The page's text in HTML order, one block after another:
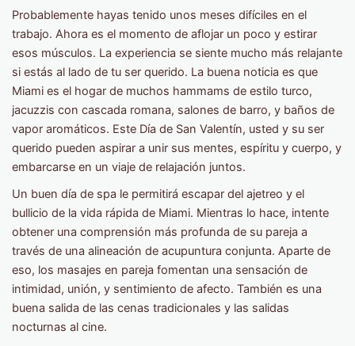
Probablemente hayas tenido unos meses difíciles en el
trabajo. Ahora es el momento de aflojar un poco y estirar
esos músculos. La experiencia se siente mucho más relajante
si estás al lado de tu ser querido. La buena noticia es que
Miami es el hogar de muchos hammams de estilo turco,
jacuzzis con cascada romana, salones de barro, y baños de
vapor aromáticos. Este Día de San Valentín, usted y su ser
querido pueden aspirar a unir sus mentes, espíritu y cuerpo, y
embarcarse en un viaje de relajación juntos.
Un buen día de spa le permitirá escapar del ajetreo y el
bullicio de la vida rápida de Miami. Mientras lo hace, intente
obtener una comprensión más profunda de su pareja a
través de una alineación de acupuntura conjunta. Aparte de
eso, los masajes en pareja fomentan una sensación de
intimidad, unión, y sentimiento de afecto. También es una
buena salida de las cenas tradicionales y las salidas
nocturnas al cine.